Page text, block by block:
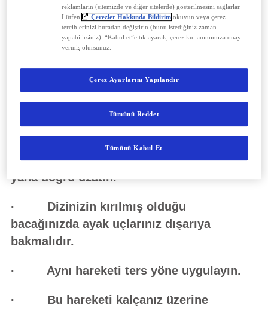
fit kalmak ve sağlıklı olmak için
deneyebileceğiniz egzersiz önerileri:
Streching / Esneme
· Bacak kaslarınızı gerdirmek için
ayaklarınızı omuz hizasında açın.
· Bir dizinizi kırıp diğer bacağınızı
yana doğru uzatın.
· Dizinizin kırılmış olduğu
bacağınızda ayak uçlarınız dışarıya
bakmalıdır.
· Aynı hareketi ters yöne uygulayın.
· Bu hareketi kalçanız üzerine
reklamların (sitemizde ve diğer sitelerde) gösterilmesini sağlarlar.
Lütfen
Çerezler Hakkında Bildirim okuyun veya çerez
tercihlerinizi buradan değiştirin (bunu istediğiniz zaman
yapabilirsiniz). “Kabul et”e tıklayarak, çerez kullanımımıza onay
vermiş olursunuz.
Çerez Ayarlarını Yapılandır
Tümünü Reddet
Tümünü Kabul Et